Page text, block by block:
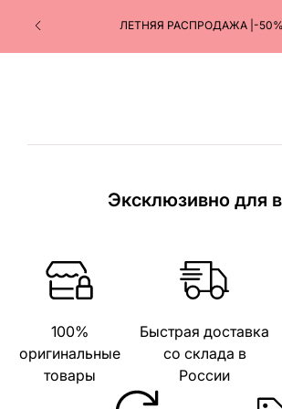
ЛЕТНЯЯ РАСПРОДАЖА |-50%
Эксклюзивно для
100%
оригинальные
товары
Быстрая доставка
со склада в
России